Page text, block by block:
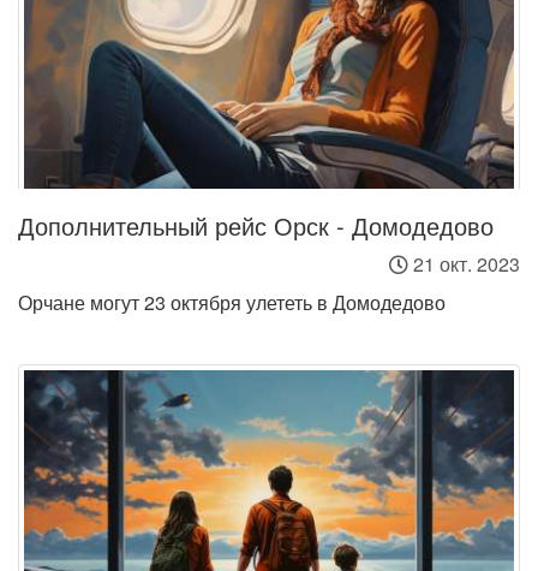
Дополнительный рейс Орск - Домодедово
21 окт. 2023
Орчане могут 23 октября улететь в Домодедово